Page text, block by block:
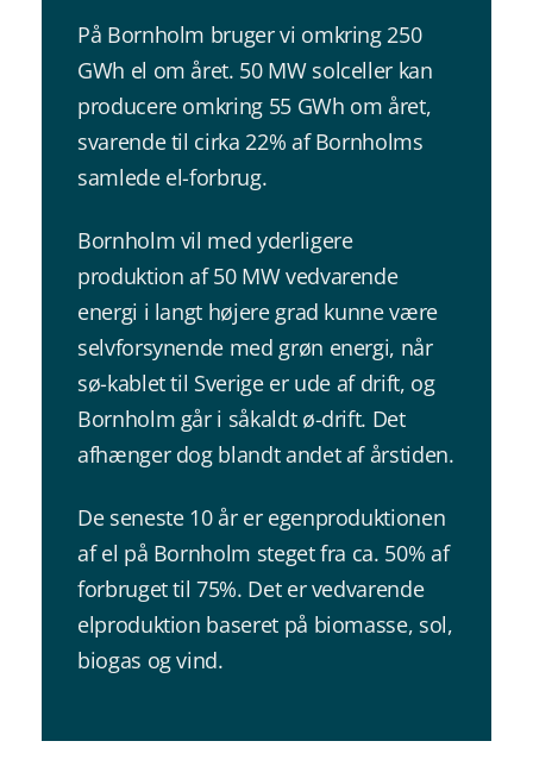
På Bornholm bruger vi omkring 250
GWh el om året. 50 MW solceller kan
producere omkring 55 GWh om året,
svarende til cirka 22% af Bornholms
samlede el-forbrug.
Bornholm vil med yderligere
produktion af 50 MW vedvarende
energi i langt højere grad kunne være
selvforsynende med grøn energi, når
sø-kablet til Sverige er ude af drift, og
Bornholm går i såkaldt ø-drift. Det
afhænger dog blandt andet af årstiden.
De seneste 10 år er egenproduktionen
af el på Bornholm steget fra ca. 50% af
forbruget til 75%. Det er vedvarende
elproduktion baseret på biomasse, sol,
biogas og vind.